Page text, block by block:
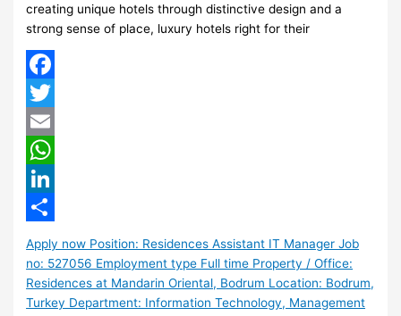
creating unique hotels through distinctive design and a
strong sense of place, luxury hotels right for their
Facebook
Twitter
Email
WhatsApp
LinkedIn
Share
Apply now Position: Residences Assistant IT Manager Job
no: 527056 Employment type Full time Property / Office:
Residences at Mandarin Oriental, Bodrum Location: Bodrum,
Turkey Department: Information Technology, Management